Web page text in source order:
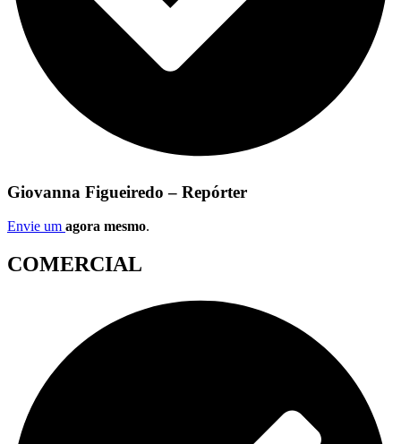
Giovanna Figueiredo – Repórter
Envie um agora mesmo.
COMERCIAL